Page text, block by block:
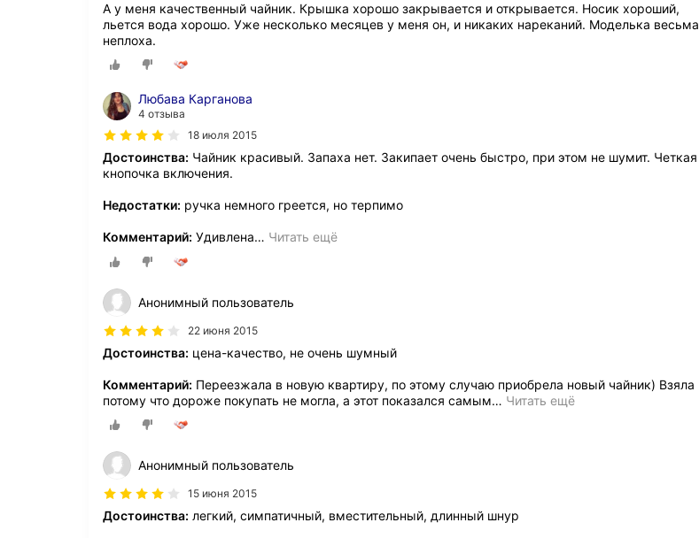
А у меня качественный чайник. Крышка хорошо закрывается и открывается. Носик хороший,
льется вода хорошо. Уже несколько месяцев у меня он, и никаких нареканий. Моделька весьма
неплоха.
Любава Карганова
4 отзыва
18 июля 2015
Достоинства: Чайник красивый. Запаха нет. Закипает очень быстро, при этом не шумит. Четкая
кнопочка включения.
Недостатки: ручка немного греется, но терпимо
Комментарий: Удивлена… Читать ещё
Анонимный пользователь
22 июня 2015
Достоинства: цена-качество, не очень шумный
Комментарий: Переезжала в новую квартиру, по этому случаю приобрела новый чайник) Взяла
потому что дороже покупать не могла, а этот показался самым… Читать ещё
Анонимный пользователь
15 июня 2015
Достоинства: легкий, симпатичный, вместительный, длинный шнур